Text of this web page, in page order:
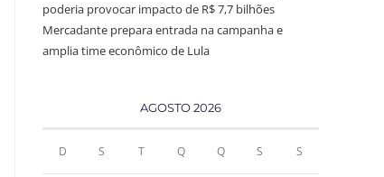
poderia provocar impacto de R$ 7,7 bilhões
Mercadante prepara entrada na campanha e
amplia time econômico de Lula
AGOSTO 2026
D S T Q Q S S